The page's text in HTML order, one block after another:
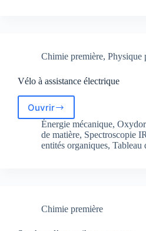
calculatrice)
Chimie première, Physique
Vélo à assistance électrique
OuvrirVélo
à
assistance
électrique
Énergie mécanique,
de matière, Spectroscopie IR
entités organiques, Tableau
Chimie première